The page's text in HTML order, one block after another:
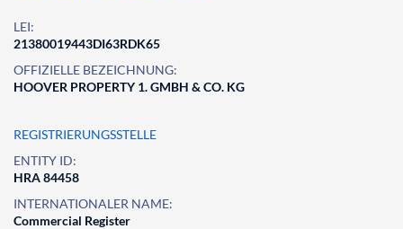
LEI:
21380019443DI63RDK65
OFFIZIELLE BEZEICHNUNG:
HOOVER PROPERTY 1. GMBH & CO. KG
REGISTRIERUNGSSTELLE
ENTITY ID:
HRA 84458
INTERNATIONALER NAME:
Commercial Register